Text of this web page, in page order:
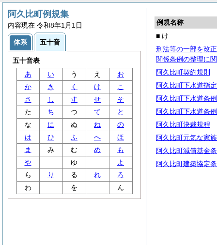
例規名称
■ け
刑法等の一部を改
関係条例の整理に
阿久比町契約規則
阿久比町下水道指
阿久比町下水道条例
阿久比町下水道条
阿久比町決裁規程
阿久比町元気な家
阿久比町減債基金
阿久比町建築協定
阿久比町例規集
内容現在 令和8年1月1日
体系 五十音
五十音表
あ
い う え
お
か
き く け
こ
さ
し す せ
そ
た
ち つ て
と
な
に ぬ ね
の
は
ひ ふ へ
ほ
ま
み む め
も
や
ゆ
よ
ら
り る れ
ろ
わ
を ん